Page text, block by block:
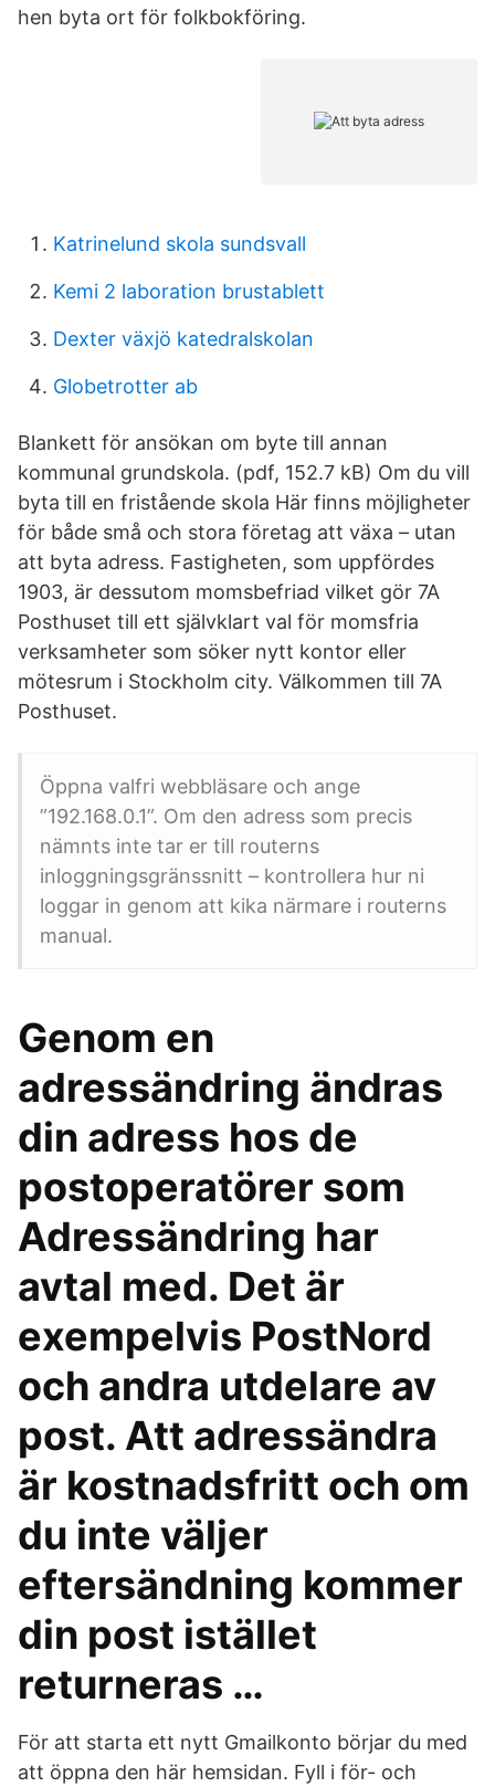
hen byta ort för folkbokföring.
Katrinelund skola sundsvall
Kemi 2 laboration brustablett
Dexter växjö katedralskolan
Globetrotter ab
Blankett för ansökan om byte till annan
kommunal grundskola. (pdf, 152.7 kB) Om du vill
byta till en fristående skola Här finns möjligheter
för både små och stora företag att växa – utan
att byta adress. Fastigheten, som uppfördes
1903, är dessutom momsbefriad vilket gör 7A
Posthuset till ett självklart val för momsfria
verksamheter som söker nytt kontor eller
mötesrum i Stockholm city. Välkommen till 7A
Posthuset.
Öppna valfri webbläsare och ange
”192.168.0.1”. Om den adress som precis
nämnts inte tar er till routerns
inloggningsgränssnitt – kontrollera hur ni
loggar in genom att kika närmare i routerns
manual.
Genom en
adressändring ändras
din adress hos de
postoperatörer som
Adressändring har
avtal med. Det är
exempelvis PostNord
och andra utdelare av
post. Att adressändra
är kostnadsfritt och om
du inte väljer
eftersändning kommer
din post istället
returneras …
För att starta ett nytt Gmailkonto börjar du med
att öppna den här hemsidan. Fyll i för- och